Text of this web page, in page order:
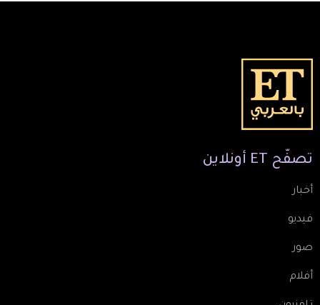
تصفّح ET أونلاين
أخبار
فيديو
صور
أفلام